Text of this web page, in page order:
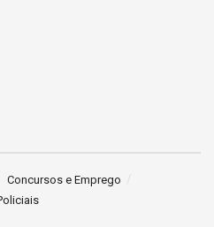
Concursos e Emprego